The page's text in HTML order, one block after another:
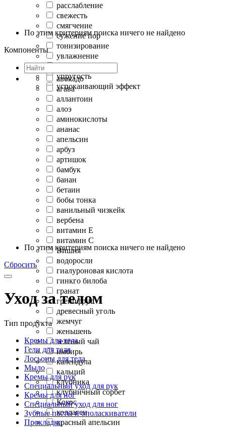
расслабление
свежесть
смягчение
сужение пор
тонизирование
увлажнение
укрепление
упругость
успокаивающий эффект
По этим критериям поиска ничего не найдено
Компоненты
авокадо
агава
аллантоин
алоэ
аминокислоты
ананас
апельсин
арбуз
артишок
бамбук
банан
бетаин
бобы тонка
ванильный чизкейк
вербена
витамин Е
витамин С
Вишня
водоросли
гиалуроновая кислота
гинкго билоба
гранат
грейпфрут
древесный уголь
жемчуг
женьшень
зелёный чай
имбирь
календула
кальций
клубника
клубничный сорбет
Кокос
коллаген
красный апельсин
По этим критериям поиска ничего не найдено
Сбросить
Уход за телом
Тип продукта
Кремы для тела
Гели для тела
Лосьоны для тела
Мыло
Кремы для рук
Специальный уход для рук
Кремы для ног
Специальный уход для ног
Зубные пасты и ополаскиватели
Прокладки